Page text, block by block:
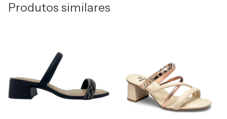
Produtos similares